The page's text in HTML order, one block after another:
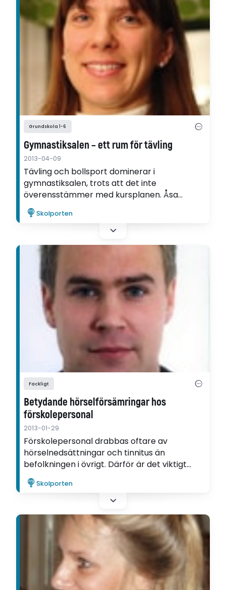
Grundskola 1-6
Gymnastiksalen – ett rum för tävling
2013-04-09
Tävling och bollsport dominerar i
gymnastiksalen, trots att det inte
överensstämmer med kursplanen. Åsa
Liljekvists avhandling visar också att
tävlingsdimensionen finns inbyggd i
gymnastiksalarnas utformning.
Skolporten
Fackligt
Betydande hörselförsämringar hos
förskolepersonal
2013-01-29
Förskolepersonal drabbas oftare av
hörselnedsättningar och tinnitus än
befolkningen i övrigt. Därför är det viktigt
med ljuddämpande åtgärder, menar Fredrik
Sjödin som disputerat på en avhandling om
Skolporten